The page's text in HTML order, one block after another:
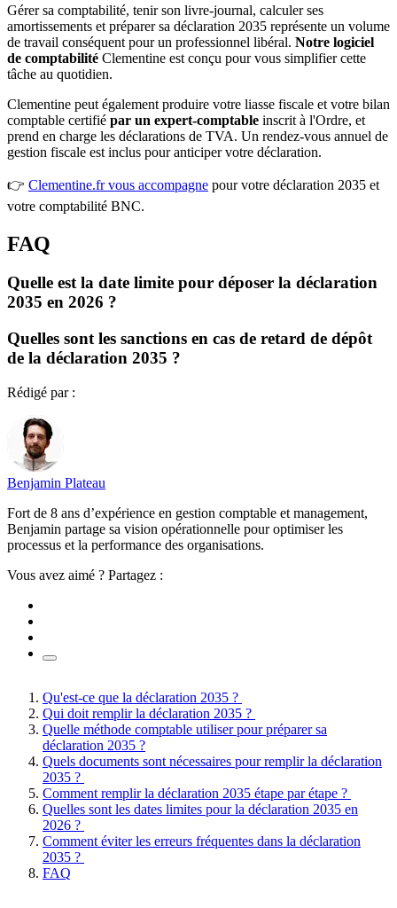
Gérer sa comptabilité, tenir son livre-journal, calculer ses
amortissements et préparer sa déclaration 2035 représente un volume
de travail conséquent pour un professionnel libéral. Notre logiciel
de comptabilité Clementine est conçu pour vous simplifier cette
tâche au quotidien.
Clementine peut également produire votre liasse fiscale et votre bilan
comptable certifié par un expert-comptable inscrit à l'Ordre, et
prend en charge les déclarations de TVA. Un rendez-vous annuel de
gestion fiscale est inclus pour anticiper votre déclaration.
👉 Clementine.fr vous accompagne pour votre déclaration 2035 et
votre comptabilité BNC.
FAQ
Quelle est la date limite pour déposer la déclaration
2035 en 2026 ?
Quelles sont les sanctions en cas de retard de dépôt
de la déclaration 2035 ?
Rédigé par :
Benjamin Plateau
Fort de 8 ans d’expérience en gestion comptable et management,
Benjamin partage sa vision opérationnelle pour optimiser les
processus et la performance des organisations.
Vous avez aimé ? Partagez :
Qu'est-ce que la déclaration 2035 ?
Qui doit remplir la déclaration 2035 ?
Quelle méthode comptable utiliser pour préparer sa
déclaration 2035 ?
Quels documents sont nécessaires pour remplir la déclaration
2035 ?
Comment remplir la déclaration 2035 étape par étape ?
Quelles sont les dates limites pour la déclaration 2035 en
2026 ?
Comment éviter les erreurs fréquentes dans la déclaration
2035 ?
FAQ